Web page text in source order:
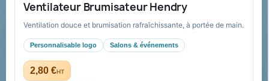
Ventilateur Brumisateur Hendry
Ventilation douce et brumisation rafraîchissante, à portée de main.
Personnalisable logo Salons & événements
2,80 €HT
Nouveautés
Catalogue goodies
Cadeaux de fin d’année
À propos
Nos expertises &
accompagnement global